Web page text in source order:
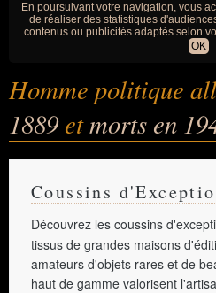
En poursuivant votre navigation, vous
de réaliser des statistiques
contenus ou publicités adaptés selon
OK
Homme politique
1889etmorts en
Coussins
Découvrez les coussins
tissus de grandes maisons
amateurs d'objets rares et de
haut de gamme valorisent